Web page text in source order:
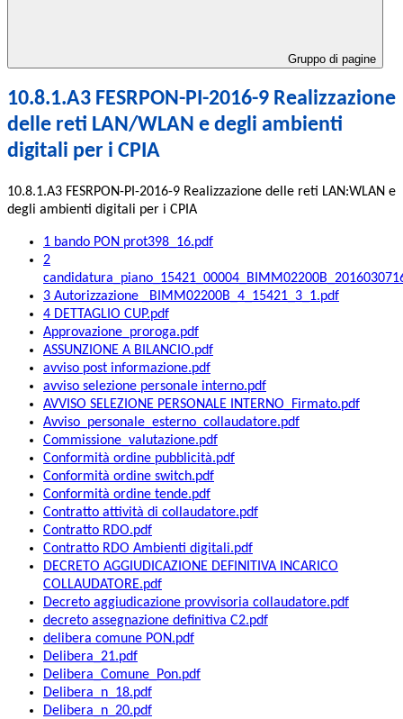
Gruppo di pagine
10.8.1.A3 FESRPON-PI-2016-9 Realizzazione
delle reti LAN/WLAN e degli ambienti
digitali per i CPIA
10.8.1.A3 FESRPON-PI-2016-9 Realizzazione delle reti LAN:WLAN e
degli ambienti digitali per i CPIA
1 bando PON prot398_16.pdf
2
3 Autorizzazione _BIMM02200B_4_15421_3_1.pdf
4 DETTAGLIO CUP.pdf
Approvazione_proroga.pdf
ASSUNZIONE A BILANCIO.pdf
avviso post informazione.pdf
avviso selezione personale interno.pdf
AVVISO SELEZIONE PERSONALE INTERNO_Firmato.pdf
Avviso_personale_esterno_collaudatore.pdf
Commissione_valutazione.pdf
Conformità ordine pubblicità.pdf
Conformità ordine switch.pdf
Conformità ordine tende.pdf
Contratto attività di collaudatore.pdf
Contratto RDO.pdf
Contratto RDO Ambienti digitali.pdf
DECRETO AGGIUDICAZIONE DEFINITIVA INCARICO
COLLAUDATORE.pdf
Decreto aggiudicazione provvisoria collaudatore.pdf
decreto assegnazione definitiva C2.pdf
delibera comune PON.pdf
Delibera_21.pdf
Delibera_Comune_Pon.pdf
Delibera_n_18.pdf
Delibera_n_20.pdf